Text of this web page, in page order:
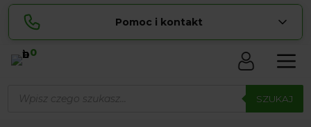
Pomoc i kontakt
Lucyna
pokaż numer
0
produktów SZUKAJ